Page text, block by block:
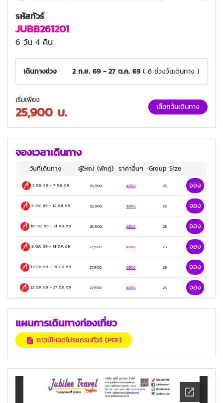
ประชาคม, สะพานหนานเฉียว+ชมการแสดงแสง
สี Blue Tears น้ำตาสีฟ้า, จัตุรัสหย่างเทียนวู่,
รูปปั้นแพนด้าเซลฟี่, วัดต้าฉือ, ถนนคนเดินชุนซี
ลู่, ตึก IFS แพนด้ายักษ์+POP MART, ถนนไท่กู่
หลี่
4 ดาว
รหัสทัวร์
JUBB261201
6 วัน 4 คืน
เดินทางช่วง 2 ก.ย. 69 - 27 ต.ค. 69( 6 ช่วงวันเดินทาง )
เริ่มเพียง
25,900 บ. เลือกวันเดินทาง
จองเวลาเดินทาง
วันที่เดินทาง ผู้ใหญ่ (พักคู่) ราคาอื่นๆ Group Size
2 ก.ย. 69 -7 ก.ย. 69 25,900 แสดง 25 จอง
9 ก.ย. 69 -14 ก.ย. 69 25,900 แสดง 25 จอง
16 ก.ย. 69- 21 ก.ย. 69 25,900 แสดง 25 จอง
8 ต.ค. 69 -13 ต.ค. 69 27,900 แสดง 25 จอง
13 ต.ค. 69- 18 ต.ค. 69 27,900 แสดง 25 จอง
22 ต.ค. 69 -27 ต.ค. 69 27,900 แสดง 25 จอง
แผนการเดินทางท่องเที่ยว
ดาวน์โหลดโปรแกรมทัวร์ (PDF)